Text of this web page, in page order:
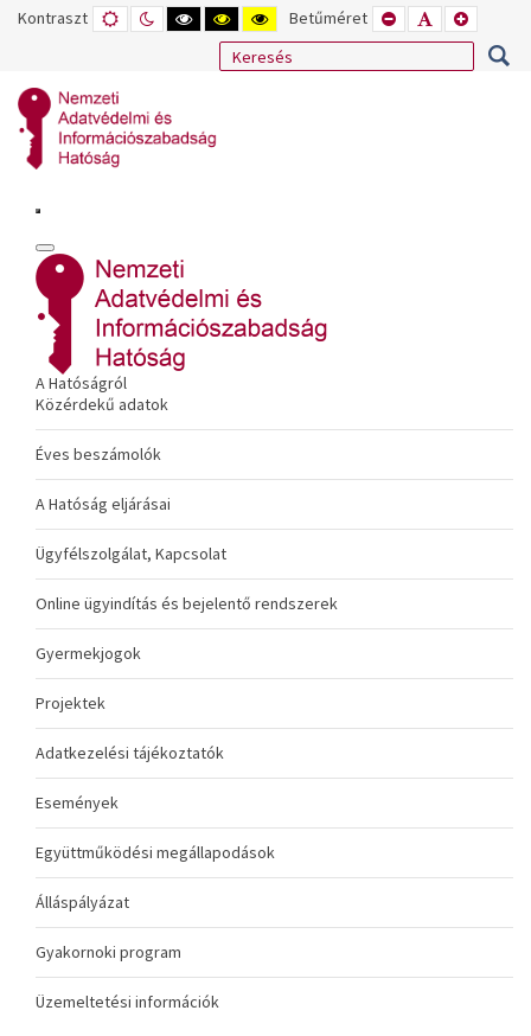
Kontraszt ALAPÉRTELMEZETT
MÓD
ÉJSZAKAI
MÓD
NAGY
KONTRASZTÚ
FEKETE-
FEHÉR
NAGY
KONTRASZTÚ
FEKETE
SÁRGA
NAGY
KONTRASZTÚ
SÁRGA
FEKETE
Betűméret KISEBB
BETŰTÍPUS
BEÁLLÍTÁSA
BETŰMÉRET
BEÁLLÍTÁSA
A Hatóságról
Közérdekű adatok
Éves beszámolók
A Hatóság eljárásai
Ügyfélszolgálat, Kapcsolat
Online ügyindítás és bejelentő rendszerek
Gyermekjogok
Projektek
Adatkezelési tájékoztatók
Események
Együttműködési megállapodások
Álláspályázat
Gyakornoki program
Üzemeltetési információk